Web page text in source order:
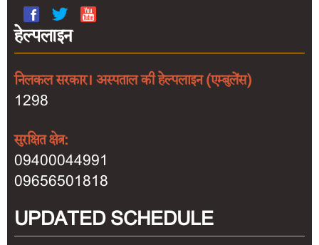
हेल्पलाइन
निलकल सरकार। अस्पताल की हेल्पलाइन (एम्बुलेंस)
1298
सुरक्षित क्षेत्र:
09400044991
09656501818
UPDATED SCHEDULE